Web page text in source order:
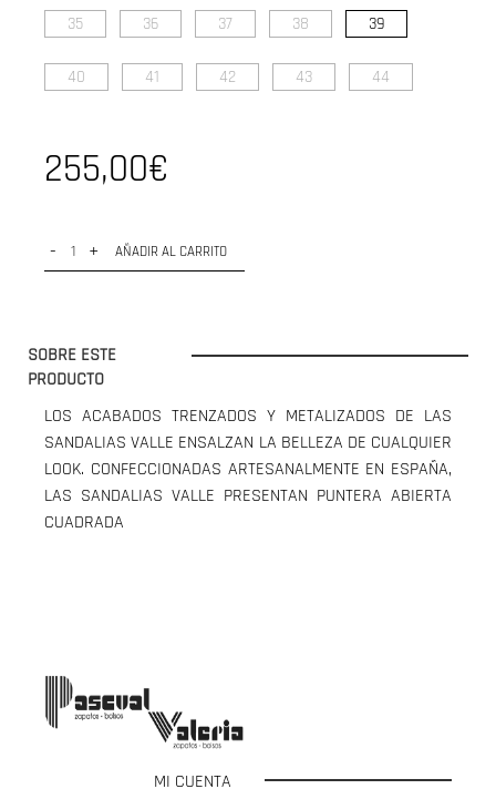
35 36 37 38 39
40 41 42 43 44
255,00€
- + AÑADIR AL CARRITO
SOBRE ESTE
PRODUCTO
LOS ACABADOS TRENZADOS Y METALIZADOS DE LAS
SANDALIAS VALLE ENSALZAN LA BELLEZA DE CUALQUIER
LOOK. CONFECCIONADAS ARTESANALMENTE EN ESPAÑA,
LAS SANDALIAS VALLE PRESENTAN PUNTERA ABIERTA
CUADRADA
MI CUENTA